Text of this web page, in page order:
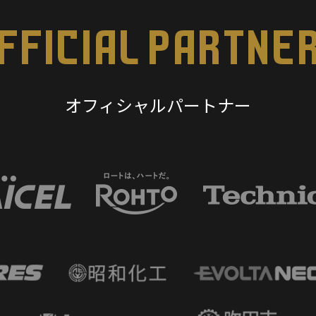
オフィシャルパートナー